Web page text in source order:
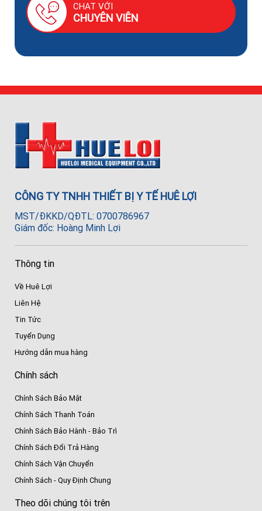
CHAT VỚI
CHUYÊN VIÊN
CÔNG TY TNHH THIẾT BỊ Y TẾ HUÊ LỢI
MST/ĐKKD/QĐTL: 0700786967
Giám đốc: Hoàng Minh Lợi
Thông tin
Về Huê Lợi
Liên Hệ
Tin Tức
Tuyển Dụng
Hướng dẫn mua hàng
Chính sách
Chính Sách Bảo Mật
Chính Sách Thanh Toán
Chính Sách Bảo Hành - Bảo Trì
Chính Sách Đổi Trả Hàng
Chính Sách Vận Chuyển
Chính Sách - Quy Định Chung
Theo dõi chúng tôi trên